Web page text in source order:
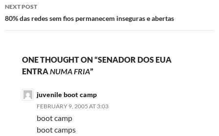
NEXT POST
80% das redes sem fios permanecem inseguras e abertas
ONE THOUGHT ON “SENADOR DOS EUA
ENTRANUMA FRIA”
juvenile boot camp
FEBRUARY 9, 2005 AT 3:03
boot camp
boot camps